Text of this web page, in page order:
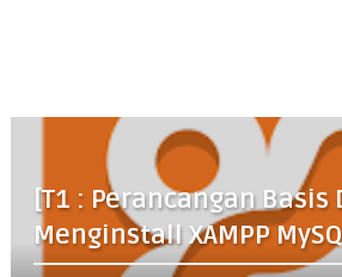
[T1 : Perancangan Basis
Menginstall XAMPP